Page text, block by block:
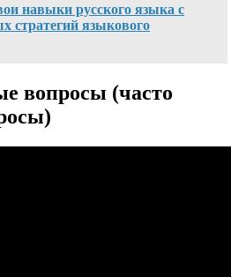
навыки русского языка с
стратегий языкового
вопросы (часто